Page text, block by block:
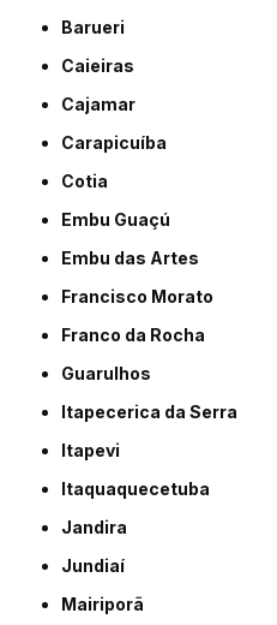
Barueri
Caieiras
Cajamar
Carapicuíba
Cotia
Embu Guaçú
Embu das Artes
Francisco Morato
Franco da Rocha
Guarulhos
Itapecerica da Serra
Itapevi
Itaquaquecetuba
Jandira
Jundiaí
Mairiporã